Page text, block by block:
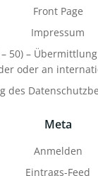
Front Page
Impressum
50) –
oder an
des
Meta
Anmelden
Eintrags-Feed